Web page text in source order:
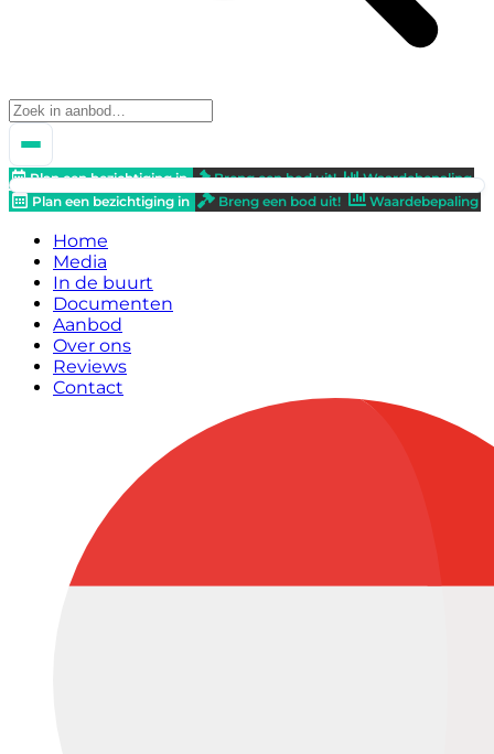
Plan een bezichtiging in Breng een bod uit!
Waardebepaling
Plan een bezichtiging in
Breng een bod uit! Waardebepaling
Home
Media
In de buurt
Documenten
Aanbod
Over ons
Reviews
Contact